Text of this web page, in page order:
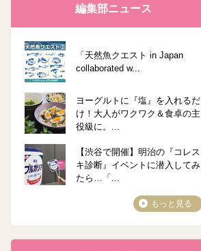
編集部ニュース
「天然魚クエスト in Japan
collaborated w...
ヨーグルトに『塩』を入れるだ
け！大人がワクワク＆食卓の主
役級に。...
【渋谷で開催】明治の『コレス
キ診断』イベントに潜入してみ
たら…「...
もっと見る